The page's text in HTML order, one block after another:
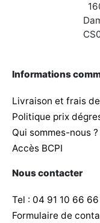
Informations
Livraison et frais
Politique prix
Qui sommes-nous ?
Accès BCPI
Nous contacter
Tel : 04 91 10 66 66
Formulaire de